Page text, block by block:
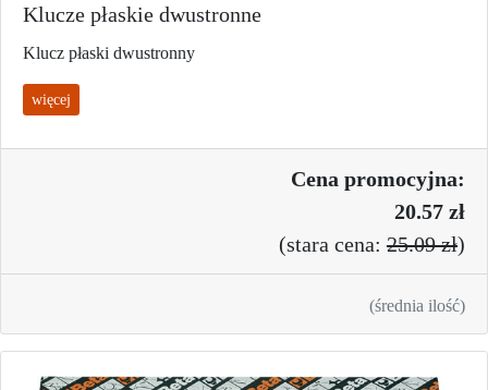
Klucze płaskie dwustronne
Klucz płaski dwustronny
więcej
Cena promocyjna:
20.57 zł
(stara cena: 25.09 zł)
(średnia ilość)